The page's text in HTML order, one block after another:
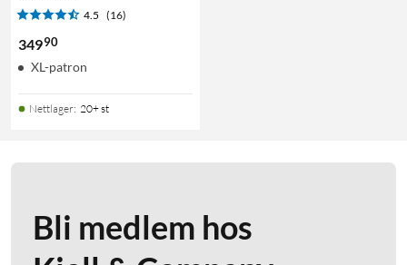
4.5 (16)
34990
XL-patron
Nettlager: 20+ st
Bli medlem hos